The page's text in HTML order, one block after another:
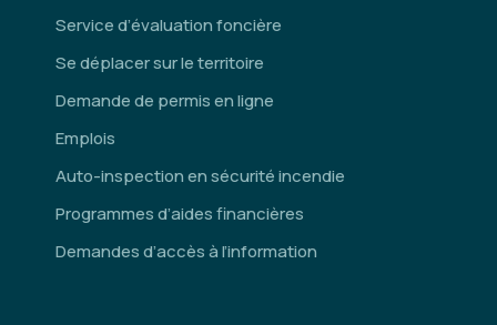
Service d’évaluation foncière
Se déplacer sur le territoire
Demande de permis en ligne
Emplois
Auto-inspection en sécurité incendie
Programmes d’aides financières
Demandes d’accès à l’information